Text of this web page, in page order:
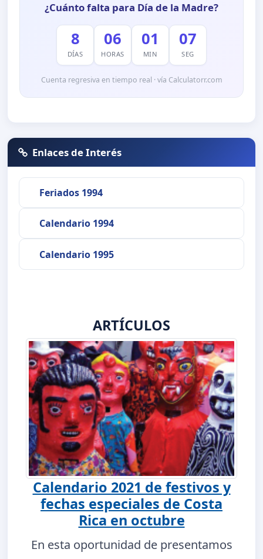
¿Cuánto falta para Día de la Madre?
8
DÍAS
06
HORAS
01
MIN
07
SEG
Cuenta regresiva en tiempo real · vía Calculatorr.com
Enlaces de Interés
Feriados 1994
Calendario 1994
Calendario 1995
ARTÍCULOS
Calendario 2021 de festivos y
fechas especiales de Costa
Rica en octubre
En esta oportunidad de presentamos